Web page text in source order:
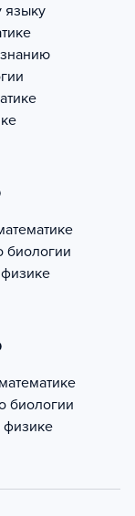
языку
биологии
биологии